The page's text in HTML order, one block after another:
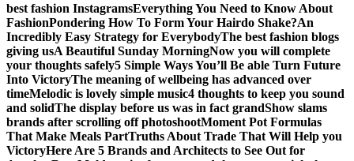
best fashion InstagramsEverything You Need to Know About
FashionPondering How To Form Your Hairdo Shake?An
Incredibly Easy Strategy for EverybodyThe best fashion blogs
giving usA Beautiful Sunday MorningNow you will complete
your thoughts safely5 Simple Ways You’ll Be able Turn Future
Into VictoryThe meaning of wellbeing has advanced over
timeMelodic is lovely simple music4 thoughts to keep you sound
and solidThe display before us was in fact grandShow slams
brands after scrolling off photoshootMoment Pot Formulas
That Make Meals PartTruths About Trade That Will Help you
VictoryHere Are 5 Brands and Architects to See Out for